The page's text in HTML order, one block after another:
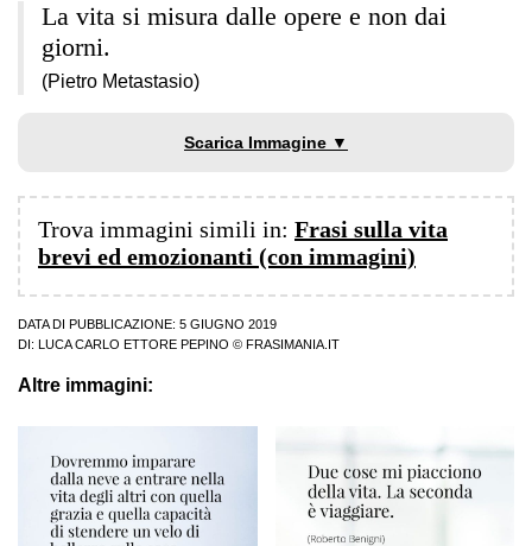
La vita si misura dalle opere e non dai
giorni.
(Pietro Metastasio)
Scarica Immagine ▼
Trova immagini simili in: Frasi sulla vita
brevi ed emozionanti (con immagini)
DATA DI PUBBLICAZIONE: 5 GIUGNO 2019
DI:
LUCA CARLO ETTORE PEPINO © FRASIMANIA.IT
Altre immagini: